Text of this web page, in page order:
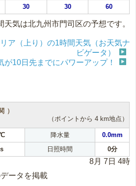
30 30 60
天気は北九州市門司区の予想です。
ア（上り）の1時間天気（お天気ナ
ビゲータ）
が10日先までにパワーアップ！
）
（ポイントから 4 km地点）
降水量
0.0mm
日照時間 0分
8月 7日 4時
ータを掲載